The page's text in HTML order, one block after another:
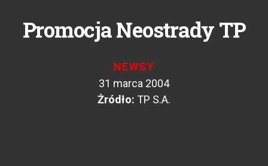
Promocja Neostrady TP
NEWSY
31 marca 2004
Żródło: TP S.A.